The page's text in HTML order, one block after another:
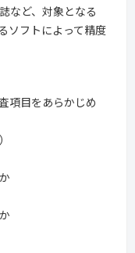
など、対象となる
ソフトによって精度
項目をあらかじめ